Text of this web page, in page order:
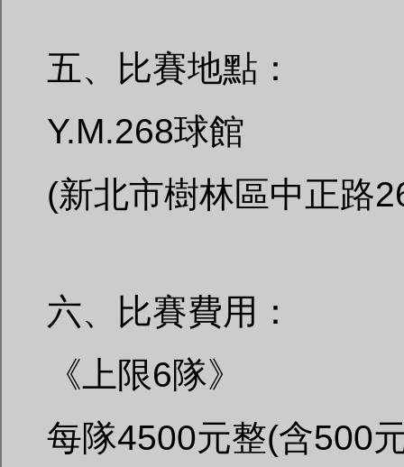
五、比賽地點：
Y.M.268球館
(新北市樹林區中正路
六、比賽費用：
《上限6隊》
每隊4500元整(含500